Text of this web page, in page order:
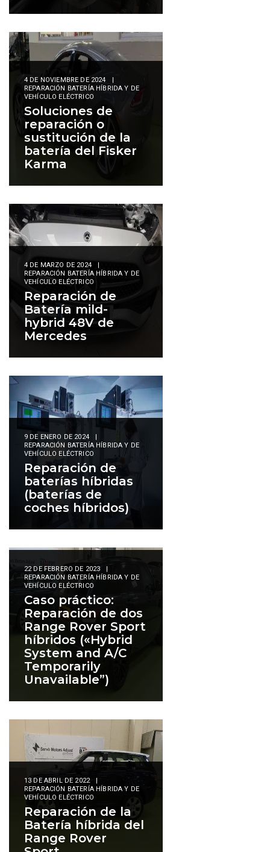
4 DE NOVIEMBRE DE 2024
|
REPARACIÓN BATERÍA HÍBRIDA Y DE
VEHÍCULO ELÉCTRICO
Soluciones de
reparación o
sustitución de la
batería del Fisker
Karma
4 DE MARZO DE 2024
|
REPARACIÓN BATERÍA HÍBRIDA Y DE
VEHÍCULO ELÉCTRICO
Reparación de
Batería mild-
hybrid 48V de
Mercedes
9 DE ENERO DE 2024
|
REPARACIÓN BATERÍA HÍBRIDA Y DE
VEHÍCULO ELÉCTRICO
Reparación de
baterías híbridas
(baterías de
coches híbridos)
22 DE FEBRERO DE 2023
|
REPARACIÓN BATERÍA HÍBRIDA Y DE
VEHÍCULO ELÉCTRICO
Caso práctico:
Reparación de dos
Range Rover Sport
híbridos («Hybrid
System and A/C
Temporarily
Unavailable”)
13 DE ABRIL DE 2022
|
REPARACIÓN BATERÍA HÍBRIDA Y DE
VEHÍCULO ELÉCTRICO
Reparación de la
Batería híbrida del
Range Rover